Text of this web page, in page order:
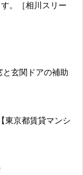
。［相川スリー
玄関ドアの補助
東京都賃貸マンシ